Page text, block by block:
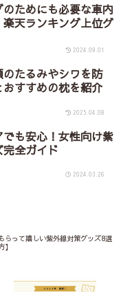
ためにも必要な車内
天ランキング上位グ
2024.09.01
たるみやシワを防
おすすめの枕を紹介
2025.04.08
も安心！女性向け紫
全ガイド
2024.03.26
らって嬉しい紫外線対策グッズ8選